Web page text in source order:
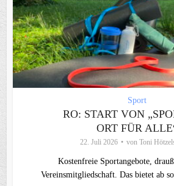
Sport
RO: START VON
ORT FÜR
22. Juli 2026 von Toni
Kostenfreie Sportangebote,
Vereinsmitgliedschaft. Das bietet ab